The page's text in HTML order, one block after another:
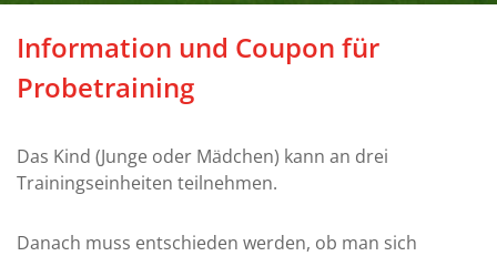
Information und Coupon für
Probetraining
Das Kind (Junge oder Mädchen) kann an drei
Trainingseinheiten teilnehmen.
Danach muss entschieden werden, ob man sich